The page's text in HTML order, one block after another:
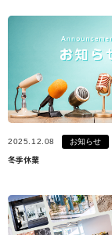
2025.12.08 お知らせ
冬季休業